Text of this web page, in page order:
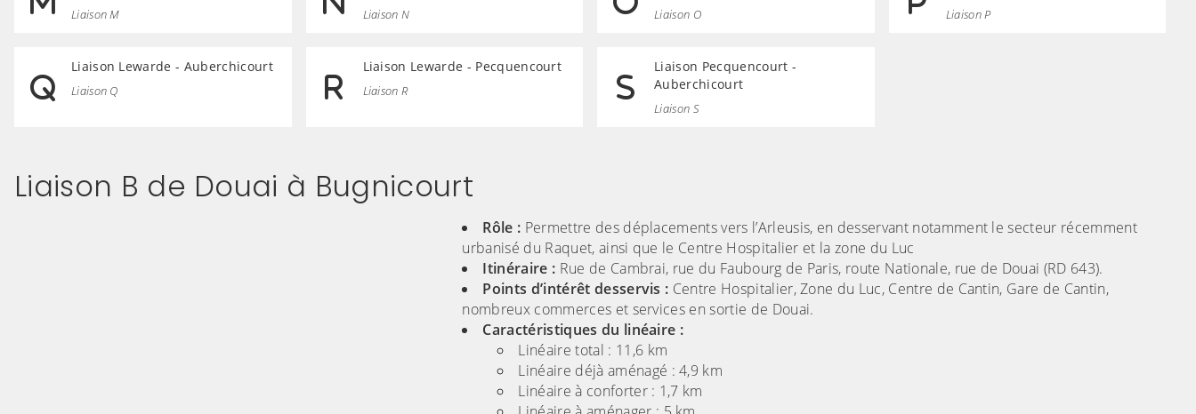
Liaison M Liaison N Liaison O Liaison P
Liaison Lewarde - Auberchicourt
Liaison Q
Liaison Lewarde - Pecquencourt
Liaison R
Liaison Pecquencourt -
Auberchicourt
Liaison S
Liaison B de Douai à Bugnicourt
Rôle : Permettre des déplacements vers l’Arleusis, en desservant notamment le secteur récemment
urbanisé du Raquet, ainsi que le Centre Hospitalier et la zone du Luc
Itinéraire : Rue de Cambrai, rue du Faubourg de Paris, route Nationale, rue de Douai (RD 643).
Points d’intérêt desservis : Centre Hospitalier, Zone du Luc, Centre de Cantin, Gare de Cantin,
nombreux commerces et services en sortie de Douai.
Caractéristiques du linéaire :
Linéaire total : 11,6 km
Linéaire déjà aménagé : 4,9 km
Linéaire à conforter : 1,7 km